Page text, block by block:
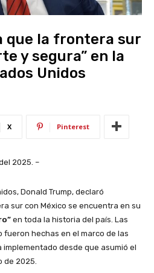
que la frontera sur
y segura” en la
Unidos
X Pinterest
2025. –
Donald Trump, declaró
sur con México se encuentra en su
en toda la historia del país. Las
hechas en el marco de las
desde que asumió el
2025.